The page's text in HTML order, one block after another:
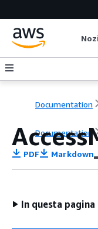
Documentation
Documentation
PDF Markdown
In questa pagina